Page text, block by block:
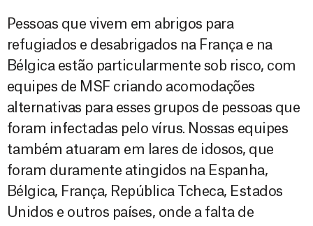
Pessoas que vivem em abrigos para
refugiados e desabrigados na França e na
Bélgica estão particularmente sob risco, com
equipes de MSF criando acomodações
alternativas para esses grupos de pessoas que
foram infectadas pelo vírus. Nossas equipes
também atuaram em lares de idosos, que
foram duramente atingidos na Espanha,
Bélgica, França, República Tcheca, Estados
Unidos e outros países, onde a falta de